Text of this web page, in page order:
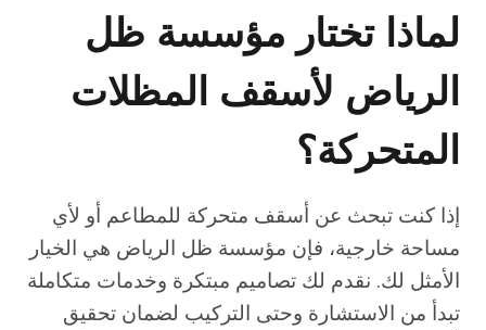
لماذا تختار مؤسسة ظل
الرياض لأسقف المظلات
المتحركة؟
إذا كنت تبحث عن أسقف متحركة للمطاعم أو لأي
مساحة خارجية، فإن مؤسسة ظل الرياض هي الخيار
الأمثل لك. نقدم لك تصاميم مبتكرة وخدمات متكاملة
تبدأ من الاستشارة وحتى التركيب لضمان تحقيق